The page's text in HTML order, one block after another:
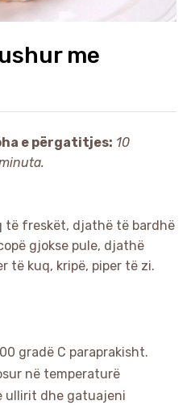
me
e përgatitjes: 10
të freskët, djathë të bardhë
gjokse pule, djathë
të kuq, kripë, piper të zi.
gradë C paraprakisht.
në temperaturë
ullirit dhe gatuajeni